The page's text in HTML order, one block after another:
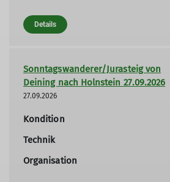
Details
Sonntagswanderer/Jurasteig von
Deining nach Holnstein 27.09.2026
27.09.2026
Kondition
Technik
Organisation